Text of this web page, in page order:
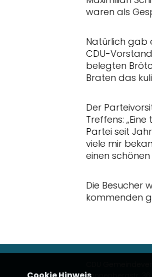
waren als
Natürlich gab
CDU-
belegten
Braten das
Der
Treffens:
Partei seit
viele mir
einen schönen
Die Besucher
kommenden